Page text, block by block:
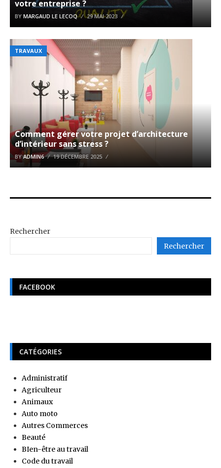
votre entreprise ?
BY MARGAUD LE LECOQ 29 MAI 2023
TRAVAUX
Comment gérer votre projet d’architecture
d’intérieur sans stress ?
BYADMIN6 19 DÉCEMBRE 2025
Rechercher
Rechercher
FACEBOOK
CATÉGORIES
Administratif
Agriculteur
Animaux
Auto moto
Autres Commerces
Beauté
BIen-être au travail
Code du travail